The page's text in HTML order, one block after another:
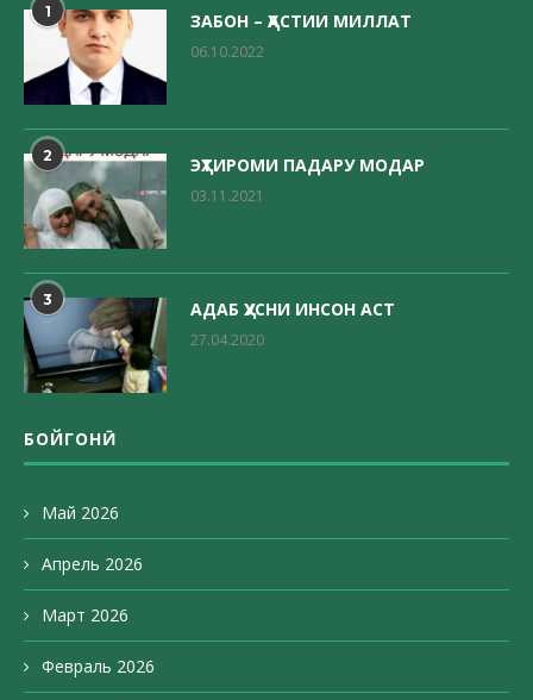
1 ЗАБОН – ҲАСТИИ МИЛЛАТ
06.10.2022
2 ЭҲТИРОМИ ПАДАРУ МОДАР
03.11.2021
3 АДАБ ҲУСНИ ИНСОН АСТ
27.04.2020
БОЙГОНӢ
Май 2026
Апрель 2026
Март 2026
Февраль 2026